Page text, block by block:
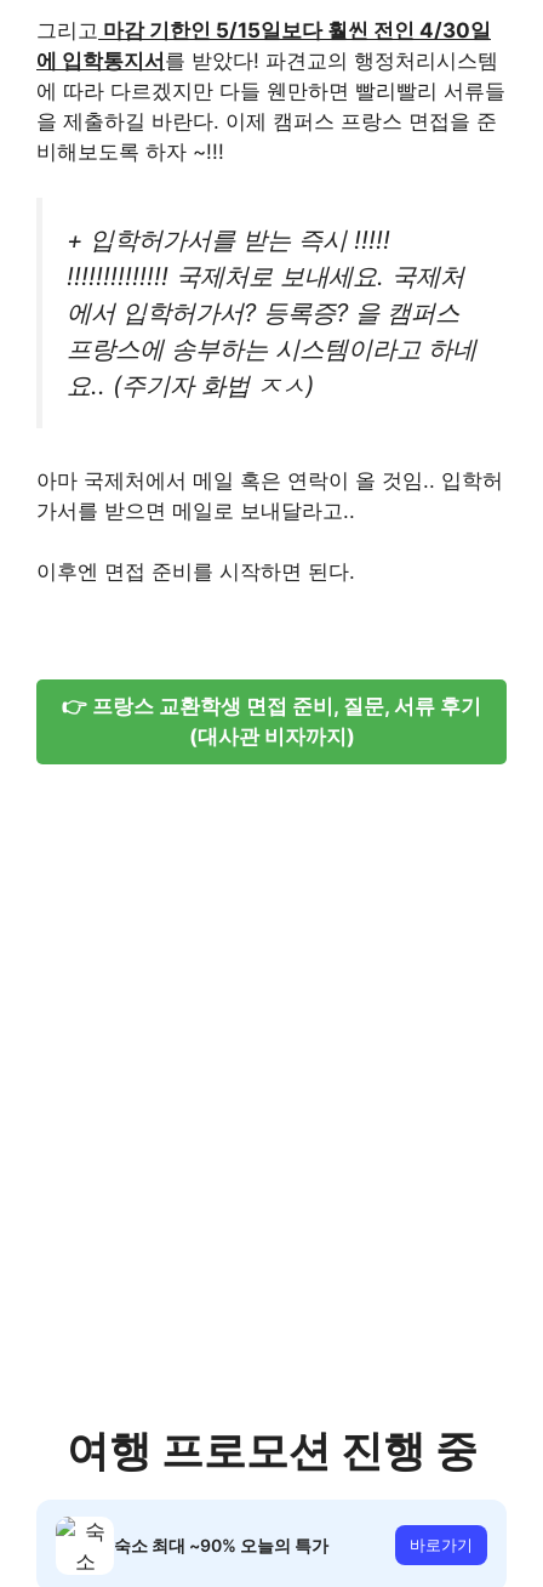
그리고 마감 기한인 5/15일보다 훨씬 전인 4/30일
에 입학통지서를 받았다! 파견교의 행정처리시스템
에 따라 다르겠지만 다들 웬만하면 빨리빨리 서류들
을 제출하길 바란다. 이제 캠퍼스 프랑스 면접을 준
비해보도록 하자 ~!!!
+ 입학허가서를 받는 즉시 !!!!!
!!!!!!!!!!!!!! 국제처로 보내세요. 국제처
에서 입학허가서? 등록증? 을 캠퍼스
프랑스에 송부하는 시스템이라고 하네
요.. (주기자 화법 ㅈㅅ)
아마 국제처에서 메일 혹은 연락이 올 것임.. 입학허
가서를 받으면 메일로 보내달라고..
이후엔 면접 준비를 시작하면 된다.
👉 프랑스 교환학생 면접 준비, 질문, 서류 후기
(대사관 비자까지)
여행 프로모션 진행 중
숙소 최대 ~90% 오늘의 특가 바로가기